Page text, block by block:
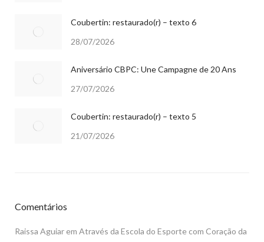
Coubertin: restaurado(r) – texto 6
28/07/2026
Aniversário CBPC: Une Campagne de 20 Ans
27/07/2026
Coubertin: restaurado(r) – texto 5
21/07/2026
Comentários
Raissa Aguiar em Através da Escola do Esporte com Coração da